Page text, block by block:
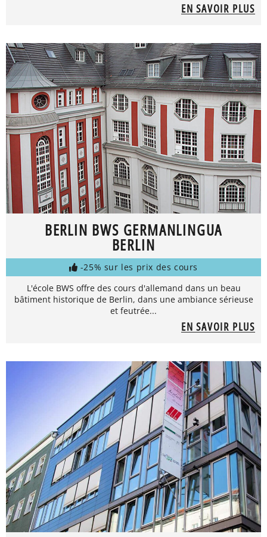
EN SAVOIR PLUS
BERLIN BWS GERMANLINGUA
BERLIN
-25% sur les prix des cours
L'école BWS offre des cours d'allemand dans un beau
bâtiment historique de Berlin, dans une ambiance sérieuse
et feutrée...
EN SAVOIR PLUS